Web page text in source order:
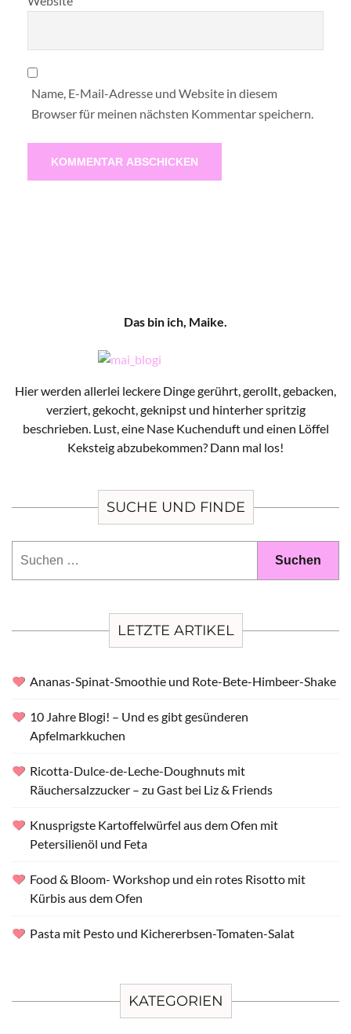
Name, E-Mail-Adresse und Website in diesem
Browser für meinen nächsten Kommentar speichern.
Das bin ich, Maike.
Hier werden allerlei leckere Dinge gerührt, gerollt, gebacken,
verziert, gekocht, geknipst und hinterher spritzig
beschrieben. Lust, eine Nase Kuchenduft und einen Löffel
Keksteig abzubekommen? Dann mal los!
SUCHE UND FINDE
LETZTE ARTIKEL
Ananas-Spinat-Smoothie und Rote-Bete-Himbeer-Shake
10 Jahre Blogi! – Und es gibt gesünderen
Apfelmarkkuchen
Ricotta-Dulce-de-Leche-Doughnuts mit
Räuchersalzzucker – zu Gast bei Liz & Friends
Knusprigste Kartoffelwürfel aus dem Ofen mit
Petersilienöl und Feta
Food & Bloom- Workshop und ein rotes Risotto mit
Kürbis aus dem Ofen
Pasta mit Pesto und Kichererbsen-Tomaten-Salat
KATEGORIEN